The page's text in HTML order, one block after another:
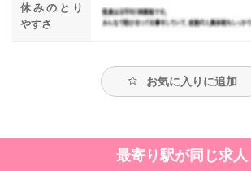
休みのとり
やすさ
お気に入りに追加
最寄り駅が同じ求人